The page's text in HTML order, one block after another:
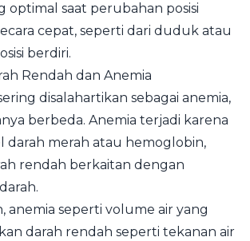
optimal saat perubahan posisi
cepat, seperti dari duduk atau
berdiri.
Rendah dan Anemia
disalahartikan sebagai anemia,
berbeda. Anemia terjadi karena
darah merah atau hemoglobin,
rendah berkaitan dengan
anemia seperti volume air yang
darah rendah seperti tekanan air